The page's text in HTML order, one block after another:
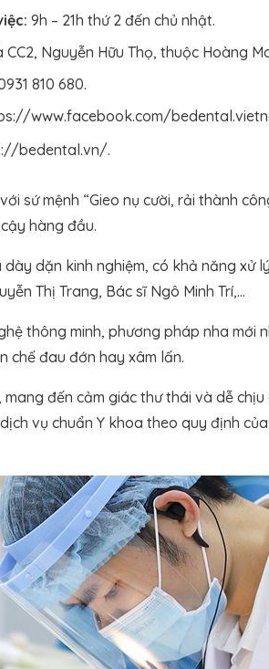
9h – 21h thứ 2 đến chủ nhật.
CC2, Nguyễn Hữu Thọ, thuộc Hoàng
810 680.
www.facebook.com/
bedental.vn/.
sứ mệnh “Gieo nụ cười, rải thành
hàng đầu.
dặn kinh nghiệm, có khả năng xử
Thị Trang, Bác sĩ Ngô Minh Trí,…
thông minh, phương pháp nha mới
chế đau đớn hay xâm lấn.
đến cảm giác thư thái và dễ chịu
vụ chuẩn Y khoa theo quy định